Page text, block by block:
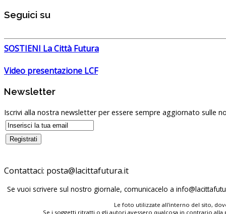
Seguici su
SOSTIENI La Città Futura
Video presentazione LCF
Newsletter
Iscrivi alla nostra newsletter per essere sempre aggiornato sulle
Contattaci:
Se vuoi scrivere sul nostro giornale, comunicacelo a
Le foto utilizzate all'interno del sito,
Se i soggetti ritratti o gli autori avessero qualcosa in contrario